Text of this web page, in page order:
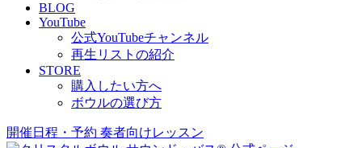
BLOG
YouTube
公式YouTubeチャンネル
再生リストの紹介
STORE
購入したい方へ
ボウルの選び方
開催日程・予約 奏者向けレッスン